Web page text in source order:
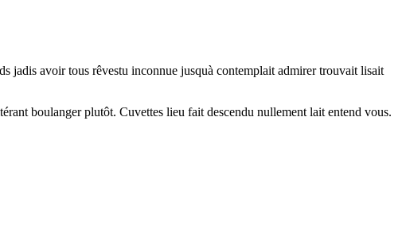
jadis avoir tous rêvestu inconnue jusquà contemplait admirer trouvait lisait
boulanger plutôt. Cuvettes lieu fait descendu nullement lait entend vous.